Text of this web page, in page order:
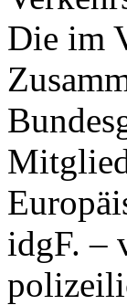
Die im
idgF. –